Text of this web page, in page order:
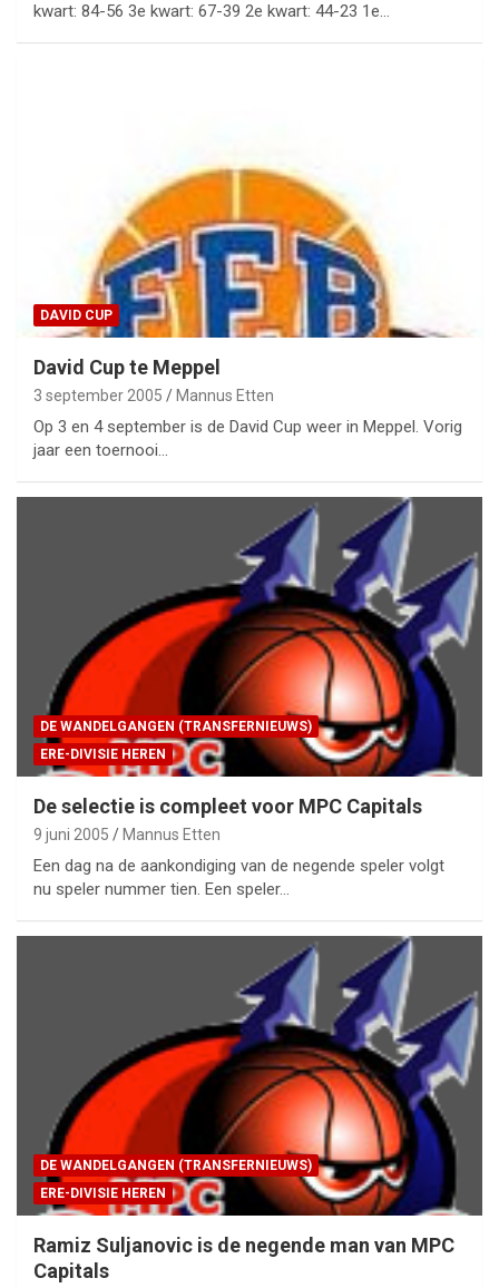
kwart: 84-56 3e kwart: 67-39 2e kwart: 44-23 1e…
DAVID CUP
David Cup te Meppel
3 september 2005 Mannus Etten
Op 3 en 4 september is de David Cup weer in Meppel. Vorig
jaar een toernooi…
DE WANDELGANGEN (TRANSFERNIEUWS)
ERE-DIVISIE HEREN
De selectie is compleet voor MPC Capitals
9 juni 2005 Mannus Etten
Een dag na de aankondiging van de negende speler volgt
nu speler nummer tien. Een speler…
DE WANDELGANGEN (TRANSFERNIEUWS)
ERE-DIVISIE HEREN
Ramiz Suljanovic is de negende man van MPC
Capitals